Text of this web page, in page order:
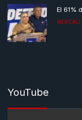
El 61%
MEXICALI
YouTube